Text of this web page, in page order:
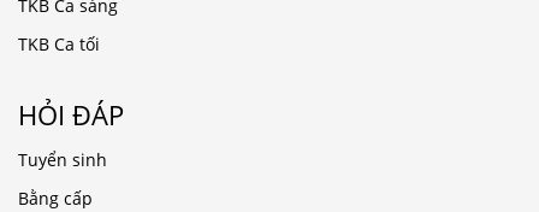
TKB Ca sáng
TKB Ca tối
HỎI ĐÁP
Tuyển sinh
Bằng cấp